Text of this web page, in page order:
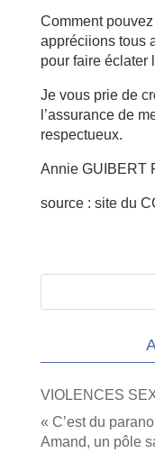
Comment
appréciions tous
pour faire éclater
Je vous prie de
l’assurance de
respectueux.
Annie GUIBERT
source : site du
VIOLENCES
« C’est du
Amand, un pôle